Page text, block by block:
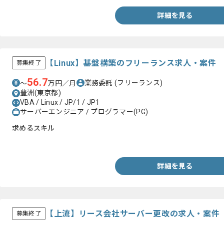
詳細を見る
募集終了 【Linux】基盤構築のフリーランス求人・案件
〜56.7万円／月 業務委託(フリーランス)
豊洲(東京都)
VBA / Linux / JP/1 / JP1
サーバーエンジニア / プログラマー(PG)
求めるスキル
詳細を見る
募集終了 【上流】リース会社サーバー更改の求人・案件